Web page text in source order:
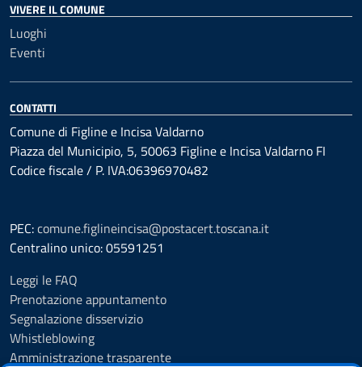
VIVERE IL COMUNE
Luoghi
Eventi
CONTATTI
Comune di Figline e Incisa Valdarno
Piazza del Municipio, 5, 50063 Figline e Incisa Valdarno FI
Codice fiscale / P. IVA:06396970482
PEC:comune.figlineincisa@postacert.toscana.it
Centralino unico: 05591251
Leggi le FAQ
Prenotazione appuntamento
Segnalazione disservizio
Whistleblowing
Amministrazione trasparente